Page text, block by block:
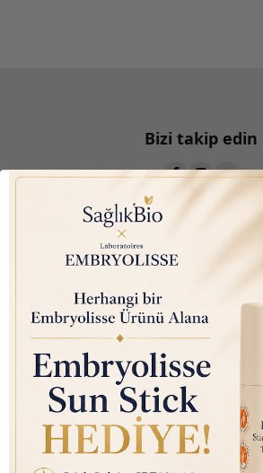
Bizi takip edin
Mobil Uygulamalarımızı İndirin: